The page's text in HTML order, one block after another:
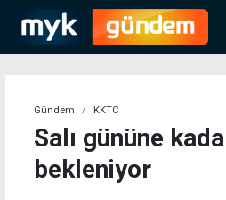
Gündem KKTC
Salı gününe
bekleniyor